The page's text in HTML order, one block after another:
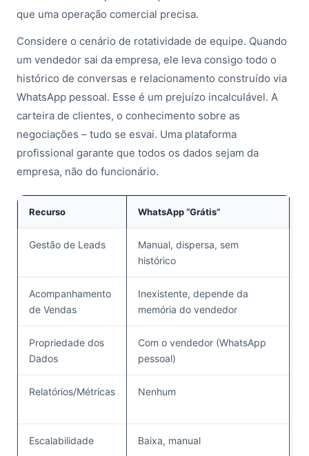
que uma operação comercial precisa.
Considere o cenário de rotatividade de equipe. Quando
um vendedor sai da empresa, ele leva consigo todo o
histórico de conversas e relacionamento construído via
WhatsApp pessoal. Esse é um prejuízo incalculável. A
carteira de clientes, o conhecimento sobre as
negociações – tudo se esvai. Uma plataforma
profissional garante que todos os dados sejam da
empresa, não do funcionário.
Recurso WhatsApp “Grátis”
Gestão de Leads
Manual, dispersa, sem
histórico
Acompanhamento
de Vendas
Inexistente, depende da
memória do vendedor
Propriedade dos
Dados
Com o vendedor (WhatsApp
pessoal)
Relatórios/Métricas Nenhum
Escalabilidade Baixa, manual